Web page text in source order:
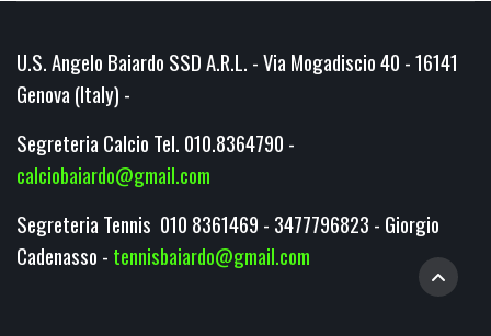
U.S. Angelo Baiardo SSD A.R.L. - Via Mogadiscio 40 - 16141
Genova (Italy) -
Segreteria Calcio Tel. 010.8364790 -
calciobaiardo@gmail.com
Segreteria Tennis 010 8361469 - 3477796823 - Giorgio
Cadenasso - tennisbaiardo@gmail.com